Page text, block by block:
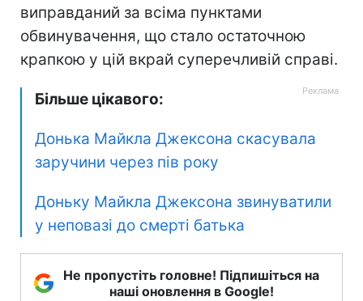
виправданий за всіма пунктами
обвинувачення, що стало остаточною
крапкою у цій вкрай суперечливій справі.
Більше цікавого:
Донька Майкла Джексона скасувала
заручини через пів року
Доньку Майкла Джексона звинуватили
у неповазі до смерті батька
Не пропустіть головне! Підпишіться на
наші оновлення в Google!